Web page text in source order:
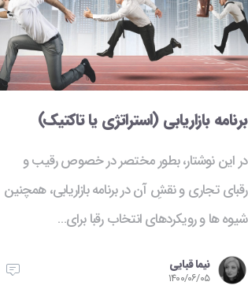
برنامه بازاریابی (استراتژی یا تاکتیک)
در این نوشتار، بطور مختصر در خصوص رقیب و
رقبای تجاری و نقشِ آن در برنامه بازاریابی، همچنین
شیوه ها و رویکردهای انتخاب رقبا برای…
نیما قبایی
۱۴۰۰/۰۶/۰۵